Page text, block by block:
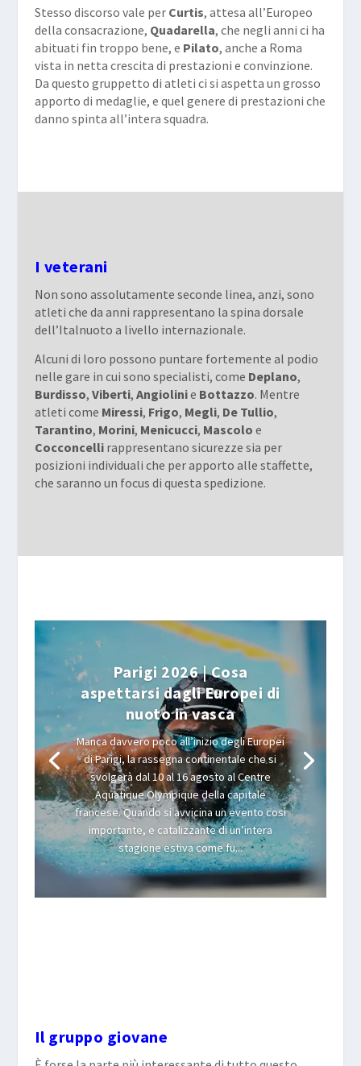
Stesso discorso vale per Curtis, attesa all’Europeo
della consacrazione, Quadarella, che negli anni ci ha
abituati fin troppo bene, e Pilato, anche a Roma
vista in netta crescita di prestazioni e convinzione.
Da questo gruppetto di atleti ci si aspetta un grosso
apporto di medaglie, e quel genere di prestazioni che
danno spinta all’intera squadra.
I veterani
Non sono assolutamente seconde linea, anzi, sono
atleti che da anni rappresentano la spina dorsale
dell’Italnuoto a livello internazionale.
Alcuni di loro possono puntare fortemente al podio
nelle gare in cui sono specialisti, come Deplano,
Burdisso, Viberti, Angiolinie Bottazzo. Mentre
atleti come Miressi, Frigo, Megli, De Tullio,
Tarantino, Morini, Menicucci, Mascolo e
Cocconcellirappresentano sicurezze sia per
posizioni individuali che per apporto alle staffette,
che saranno un focus di questa spedizione.
Parigi 2026 | Cosa
aspettarsi dagli Europei di
nuoto in vasca
Manca davvero poco all’inizio degli Europei
di Parigi, la rassegna continentale che si
svolgerà dal 10 al 16 agosto al Centre
Aquatique Olympique della capitale
francese. Quando si avvicina un evento così
importante, e catalizzante di un’intera
stagione estiva come fu...
Il gruppo giovane